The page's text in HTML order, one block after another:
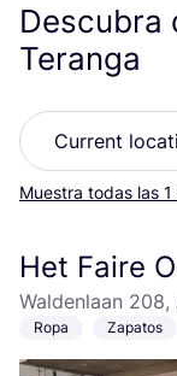
Descubra
Teranga
Muestra todas las
Het Faire
Waldenlaan 208,
Ropa Zapatos